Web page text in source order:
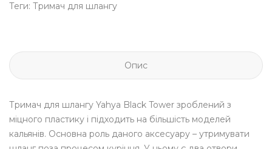
Теги: Тримач для шлангу
Опис
Тримач для шлангу Yahya Black Tower зроблений з
міцного пластику і підходить на більшість моделей
кальянів. Основна роль даного аксесуару – утримувати